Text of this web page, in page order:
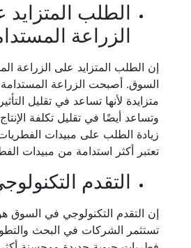
الطلب المتزايد
الزراعة
إن الطلب المتزايد على الزراعة
السوق. أصبحت الزراعة
متزايدة لأنها تساعد في تقليل
وتساعد أيضًا في تقليل تكلفة
زيادة الطلب على مبيدات
تعتبر أكثر استدامة من مبيدات
التقدم
إن التقدم التكنولوجي في السوق
تستثمر الشركات في البحث